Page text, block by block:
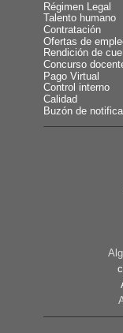
Régimen Legal
Talento humano
Contratación
Ofertas de
Rendición de
Concurso
Pago Virtual
Control interno
Calidad
Buzón de